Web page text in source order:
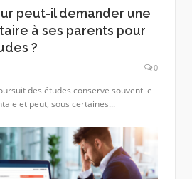
peut-il demander une
à ses parents pour
?
0
des études conserve souvent le
et peut, sous certaines...